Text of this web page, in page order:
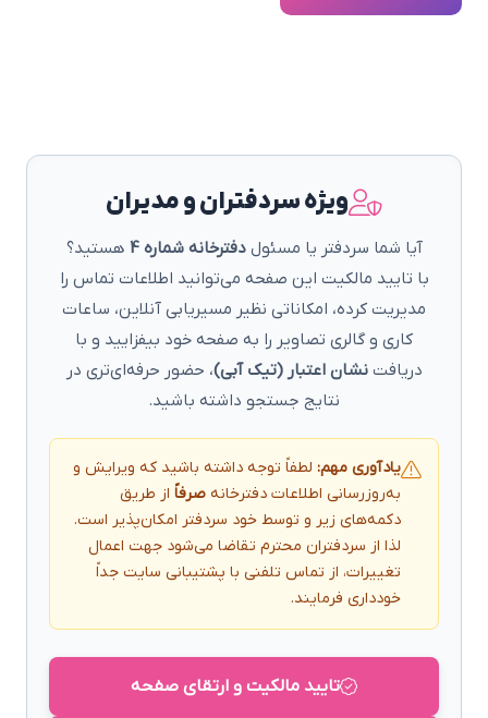
ویژه سردفتران و مدیران
آیا شما سردفتر یا مسئولدفترخانه شماره 4
هستید؟
با تایید مالکیت این صفحه می‌توانید اطلاعات تماس را
مدیریت کرده، امکاناتی نظیر مسیریابی آنلاین، ساعات
کاری و گالری تصاویر را به صفحه خود بیفزایید و با
دریافتنشان اعتبار (تیک آبی)، حضور حرفه‌ای‌تری در
نتایج جستجو داشته باشید.
یادآوری مهم: لطفاً توجه داشته باشید که ویرایش و
به‌روزرسانی اطلاعات دفترخانه صرفاً از طریق
دکمه‌های زیر و توسط خود سردفتر امکان‌پذیر است.
لذا از سردفتران محترم تقاضا می‌شود جهت اعمال
تغییرات، از تماس تلفنی با پشتیبانی سایت جداً
خودداری فرمایند.
تایید مالکیت و ارتقای صفحه